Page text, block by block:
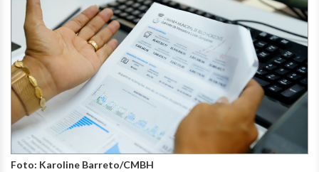
Foto: Karoline Barreto/CMBH